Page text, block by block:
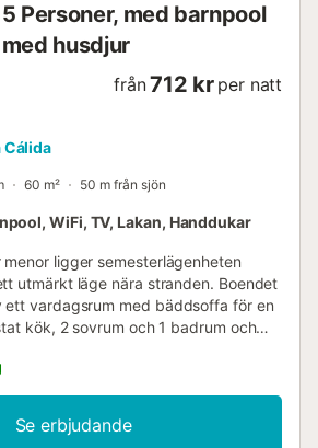
Personer, med barnpool
husdjur
från 712 kr per natt
Cálida
60 m² 50 m från sjön
WiFi, TV, Lakan, Handdukar
ligger semesterlägenheten
utmärkt läge nära stranden. Boendet
ett vardagsrum med bäddsoffa för en
kök, 2 sovrum och 1 badrum och
Wi-Fi (lämpligt för videosamtal),
En barnsäng finns också tillgänglig.
tillgängliga på begäran. Denna
utomhusyta med terrass och
Se erbjudande